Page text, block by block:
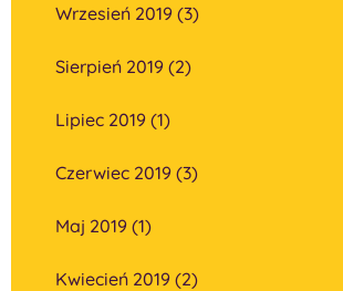
Wrzesień 2019 (3)
Sierpień 2019 (2)
Lipiec 2019 (1)
Czerwiec 2019 (3)
Maj 2019 (1)
Kwiecień 2019 (2)